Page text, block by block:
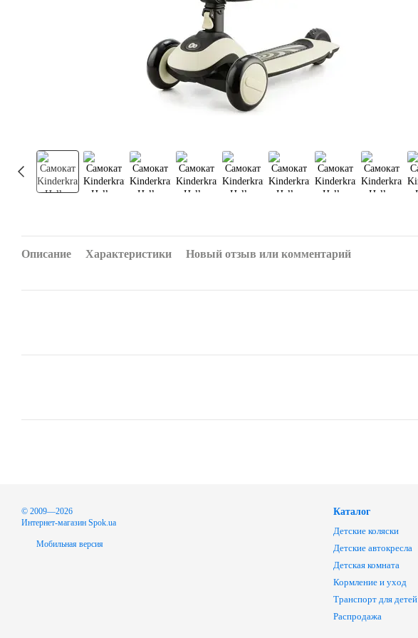
Описание Характеристики Новый отзыв или комментарий
© 2009—2026
Интернет-магазин Spok.ua
Мобильная версия
Каталог
Детские коляски
Детские автокресла
Детская комната
Кормление и уход
Транспорт для детей
Распродажа